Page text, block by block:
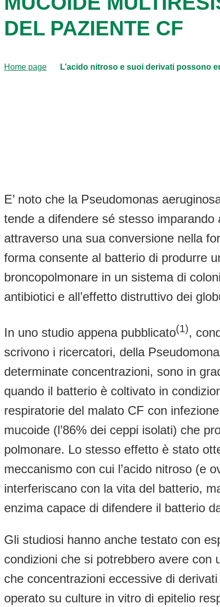
DEL PAZIENTE CF
Home page L’acido nitroso e suoi derivati possono
E’ noto che la Pseudomonas
tende a difendere sé stesso imparando
attraverso una sua conversione nella
forma consente al batterio di produrre
broncopolmonare in un sistema di
antibiotici e all’effetto distruttivo dei
In uno studio appena pubblicato(1),
scrivono i ricercatori, della
determinate concentrazioni, sono in
quando il batterio è coltivato in
respiratorie del malato CF con
mucoide (l’86% dei ceppi isolati) che
polmonare. Lo stesso effetto è stato
meccanismo con cui l’acido nitroso (e
interferiscano con la vita del batterio,
enzima capace di difendere il batterio
Gli studiosi hanno anche testato con
condizioni che si potrebbero avere con
che concentrazioni eccessive di
operato su culture in vitro di epitelio